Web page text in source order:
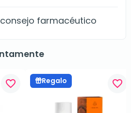
farmacéutico
favorite_border Regalo favorite_border